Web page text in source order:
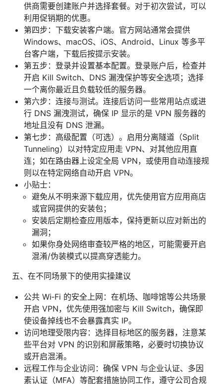
供商需要创建账户并选择套餐。对于初次尝试，可以
利用促销期的优惠。
第四步：下载安装客户端。官方网站通常会提供
Windows、macOS、iOS、Android、Linux 等多平
台客户端，下载后按提示安装。
第五步：登录并设置基本配置。登录账户后，检查并
开启 Kill Switch、DNS 漏洩保护等安全选项；选择
一个离你最近且负载较低的服务器。
第六步：连接与测试。连接后访问一些常用站点或进
行 DNS 漏洩测试，确保 IP 显示的是 VPN 服务器的
地址且没有 DNS 泄漏。
第七步：高级配置（可选）。启用分离隧道（Split
Tunneling）以对特定应用走 VPN、对其他应用直
连；如在路由器上设定全局 VPN，或使用自动连接规
则以在特定网络自动开启 VPN。
小贴士：
避免从不明来源下载应用，优先使用官方应用商店
或官网提供的安装包；
安装后定期检查应用版本，保持更新以应对新出的
漏洞；
如果你身处网络审查较严格的地区，可能需要开启
混淆/伪装模式以提高穿透能力。
五、在不同场景下的使用实操建议
公共 Wi‑Fi 的安全上网：在机场、咖啡馆等公共场景
开启 VPN，优先使用强加密与 Kill Switch，确保即
使设备掉线也不会暴露真实 IP。
访问地理受限内容：选择目标地区的服务器，注意某
些平台对 VPN 的识别和屏蔽策略，必要时切换协议
或开启混淆。
远程工作与企业访问：确保 VPN 与企业认证、多因
素认证（MFA）等配套措施协同工作，遵守公司合规